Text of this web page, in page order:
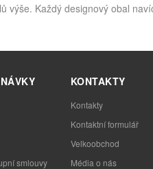
Každý designový obal
smlouvy
KONTAKTY
Kontakty
Kontaktní formulář
Velkoobchod
Média o nás